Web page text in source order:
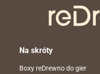
Na skróty
Boxy reDrewno do gier